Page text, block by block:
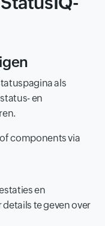
als
en
en
te geven over